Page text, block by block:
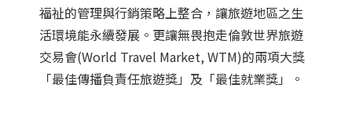
福祉的管理與行銷策略上整合，讓旅遊地區之生
活環境能永續發展。更讓無畏抱走倫敦世界旅遊
交易會(World Travel Market, WTM)的兩項大獎
「最佳傳播負責任旅遊獎」及「最佳就業獎」。